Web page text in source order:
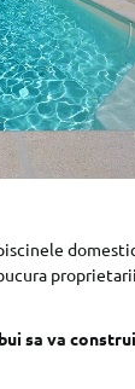
sa va